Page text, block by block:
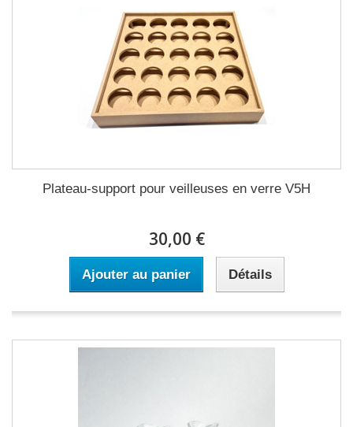
Plateau-support pour veilleuses en verre V5H
30,00 €
Ajouter au panier Détails